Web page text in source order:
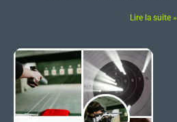
Lire la suite »